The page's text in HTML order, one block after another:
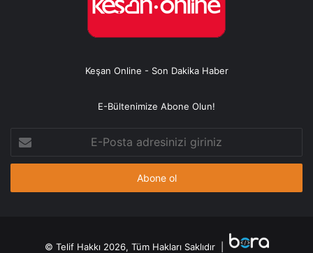
Keşan Online - Son Dakika Haber
E-Bültenimize Abone Olun!
Posta
adresinizi
© Telif Hakkı 2026, Tüm Hakları Saklıdır |